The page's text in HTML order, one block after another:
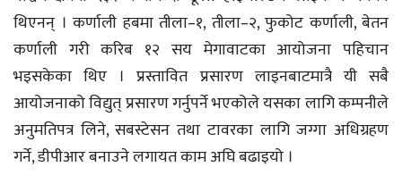
थिएनन् । कर्णाली हबमा तीला–१, तीला–२, फुकोट कर्णाली, बेतन
कर्णाली गरी करिब १२ सय मेगावाटका आयोजना पहिचान
भइसकेका थिए । प्रस्तावित प्रसारण लाइनबाटमात्रै यी सबै
आयोजनाको विद्युत् प्रसारण गर्नुपर्ने भएकोले यसका लागि कम्पनीले
अनुमतिपत्र लिने, सबस्टेसन तथा टावरका लागि जग्गा अधिग्रहण
गर्ने, डीपीआर बनाउने लगायत काम अघि बढाइयो ।